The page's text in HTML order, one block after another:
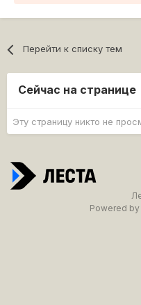
Перейти к списку тем
Сейчас на странице
Эту страницу никто не
Powered